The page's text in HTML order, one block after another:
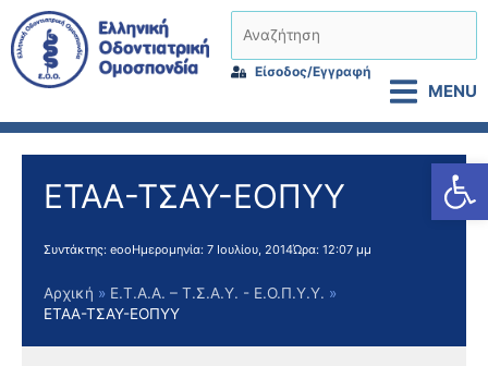
Μετάβαση
στο
περιεχόμενο
Είσοδος/Εγγραφή
MENU
ΕΤΑΑ-ΤΣΑΥ-ΕΟΠΥΥ
Συντάκτης: eooΗμερομηνία: 7 Ιουλίου, 2014Ώρα: 12:07 μμ
Αρχική
Ε.Τ.Α.Α. – Τ.Σ.Α.Υ. - Ε.Ο.Π.Υ.Υ.
ΕΤΑΑ-ΤΣΑΥ-ΕΟΠΥΥ